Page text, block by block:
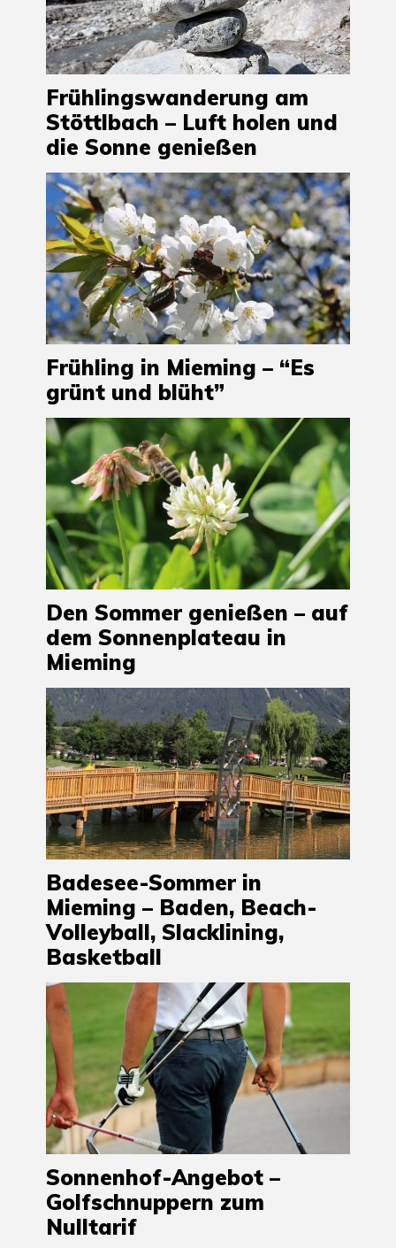
Frühlingswanderung am
Stöttlbach – Luft holen und
die Sonne genießen
Frühling in Mieming – “Es
grünt und blüht”
Den Sommer genießen – auf
dem Sonnenplateau in
Mieming
Badesee-Sommer in
Mieming – Baden, Beach-
Volleyball, Slacklining,
Basketball
Sonnenhof-Angebot –
Golfschnuppern zum
Nulltarif